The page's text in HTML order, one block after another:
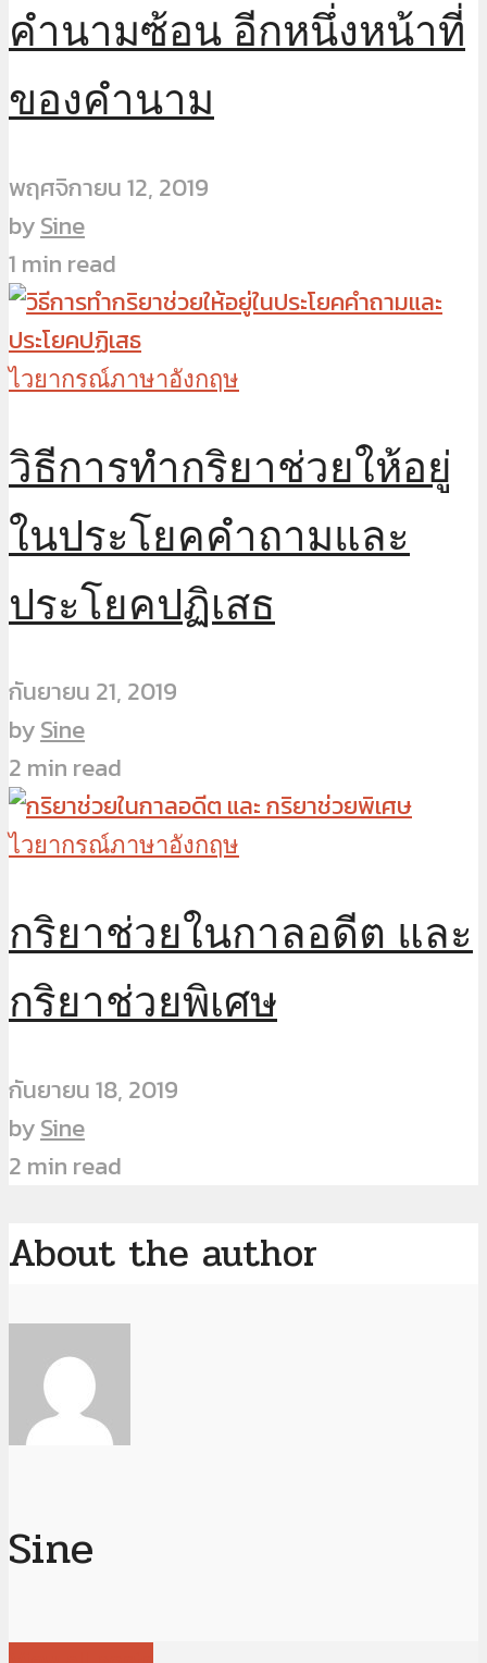
คำนามซ้อน อีกหนึ่งหน้าที่
ของคำนาม
พฤศจิกายน 12, 2019
bySine
1 min read
ไวยากรณ์ภาษาอังกฤษ
วิธีการทำกริยาช่วยให้อยู่
ในประโยคคำถามและ
ประโยคปฏิเสธ
กันยายน 21, 2019
bySine
2 min read
ไวยากรณ์ภาษาอังกฤษ
กริยาช่วยในกาลอดีต และ
กริยาช่วยพิเศษ
กันยายน 18, 2019
bySine
2 min read
About the author
Sine